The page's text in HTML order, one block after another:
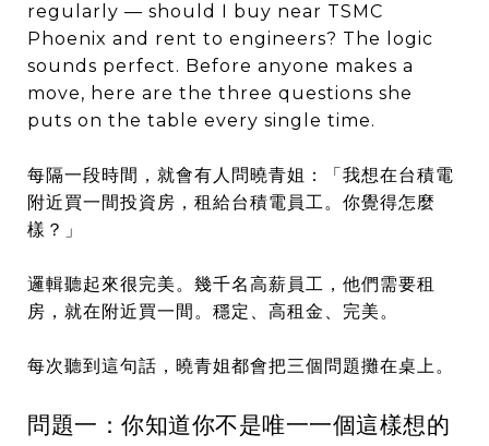
regularly — should I buy near TSMC
Phoenix and rent to engineers? The logic
sounds perfect. Before anyone makes a
move, here are the three questions she
puts on the table every single time.
每隔一段時間，就會有人問曉青姐：「我想在台積電
附近買一間投資房，租給台積電員工。你覺得怎麼
樣？」
邏輯聽起來很完美。幾千名高薪員工，他們需要租
房，就在附近買一間。穩定、高租金、完美。
每次聽到這句話，曉青姐都會把三個問題攤在桌上。
問題一：你知道你不是唯一一個這樣想的